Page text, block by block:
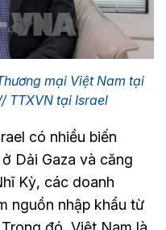
mại Việt Nam tại
TTXVN tại Israel
có nhiều biến
Dải Gaza và căng
Kỳ, các doanh
nguồn nhập khẩu từ